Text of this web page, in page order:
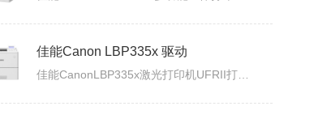
佳能Canon iC MF667Cx 驱动
佳能CanoniCMF667Cx多功能一体打印机驱动下载发布日期：2026年7月3日版本：UFRII打印机驱动程序－V3.40/ScanGear扫描驱动程序－V11.3.0.0适用于：Windows10/Windows11系统。